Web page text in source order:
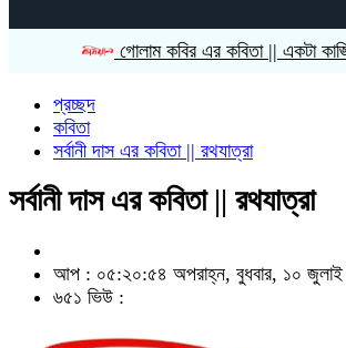
গোলাম কবির এর কবিতা || একটা কাঙ্ক্ষিত
প্রচ্ছদ
কবিতা
সর্বানী দাস এর কবিতা || রথযাত্রা
সর্বানী দাস এর কবিতা || রথযাত্রা
আপ : ০৫:২০:৫৪ অপরাহ্ন, বুধবার, ১০
৬৫১ ভিউ :